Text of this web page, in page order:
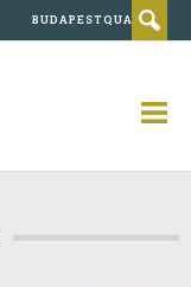
BUDAPESTQUAD